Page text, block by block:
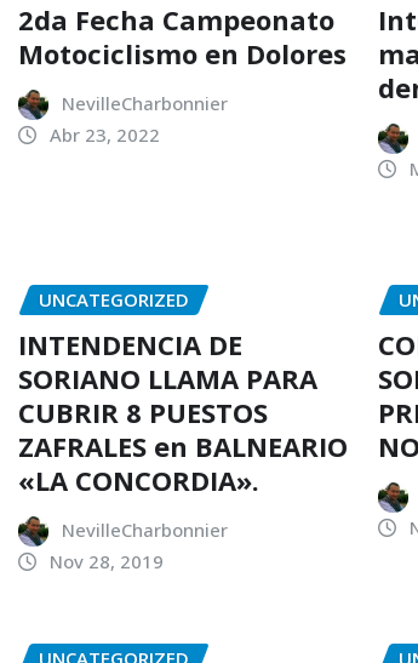
2da Fecha Campeonato
Motociclismo en Dolores
NevilleCharbonnier
Abr 23, 2022
UNCATEGORIZED
INTENDENCIA DE
SORIANO LLAMA PARA
CUBRIR 8 PUESTOS
ZAFRALES en BALNEARIO
«LA CONCORDIA».
NevilleCharbonnier
Nov 28, 2019
UNCATEGORIZED